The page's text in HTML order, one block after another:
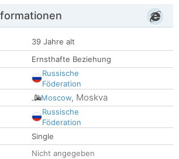
39 Jahre alt
Ernsthafte Beziehung
Russische
Föderation
Moscow, Moskva
Russische
Föderation
Single
Nicht angegeben